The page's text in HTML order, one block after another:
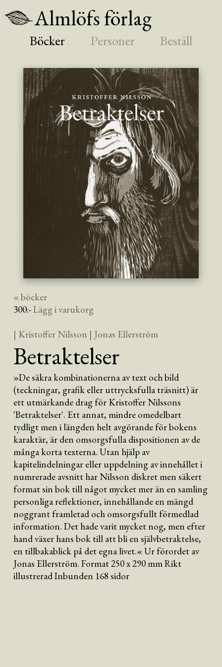
Almlöfs förlag
Böcker Personer Beställ
« böcker
300:-Lägg i varukorg
| Kristoffer Nilsson | Jonas Ellerström
Betraktelser
»De säkra kombinationerna av text och bild
(teckningar, grafik eller uttrycksfulla träsnitt) är
ett utmärkande drag för Kristoffer Nilssons
'Betraktelser'. Ett annat, mindre omedelbart
tydligt men i längden helt avgörande för bokens
karaktär, är den omsorgsfulla dispositionen av de
många korta texterna. Utan hjälp av
kapitelindelningar eller uppdelning av innehållet i
numrerade avsnitt har Nilsson diskret men säkert
format sin bok till något mycket mer än en samling
personliga reflektioner, innehållande en mängd
noggrant framletad och omsorgsfullt förmedlad
information. Det hade varit mycket nog, men efter
hand växer hans bok till att bli en självbetraktelse,
en tillbakablick på det egna livet.« Ur förordet av
Jonas Ellerström. Format 250 x 290 mm Rikt
illustrerad Inbunden 168 sidor